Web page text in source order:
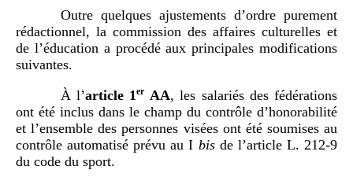
Outre quelques ajustements d’ordre purement
rédactionnel, la commission des affaires culturelles et
de l’éducation a procédé aux principales modifications
suivantes.
À l’article 1er AA, les salariés des fédérations
ont été inclus dans le champ du contrôle d’honorabilité
et l’ensemble des personnes visées ont été soumises au
contrôle automatisé prévu au I bisde l’article L. 212-9
du code du sport.